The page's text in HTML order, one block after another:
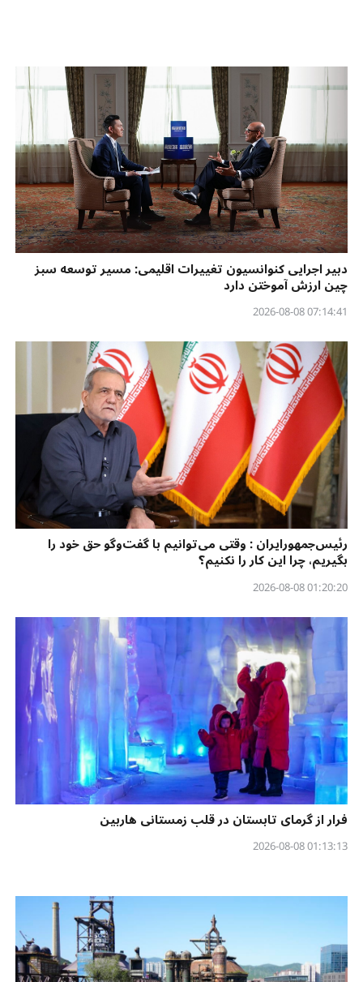
دبیر اجرایی کنوانسیون تغییرات اقلیمی: مسیر توسعه سبز
چین ارزش آموختن دارد
07:14:41 2026-08-08
رئیس‌جمهورایران : وقتی می‌توانیم با گفت‌وگو حق خود را
بگیریم، چرا این کار را نکنیم؟
01:20:20 2026-08-08
فرار از گرمای تابستان در قلب زمستانی هاربین
01:13:13 2026-08-08